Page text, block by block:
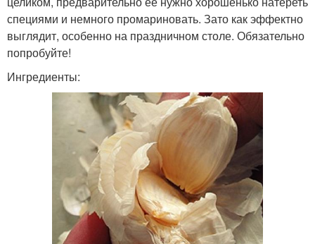
специями и немного промариновать. Зато как эффектно
выглядит, особенно на праздничном столе. Обязательно
попробуйте!
Ингредиенты: